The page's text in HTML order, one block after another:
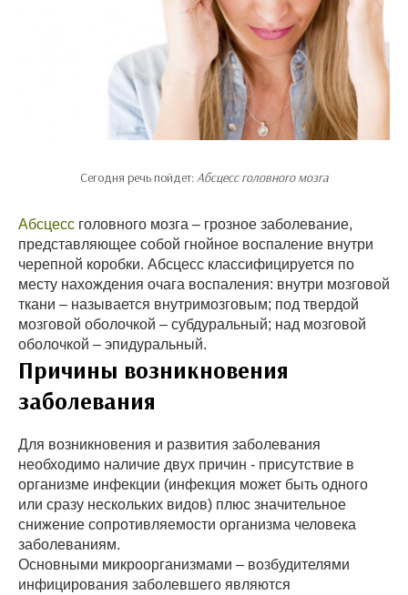
Сегодня речь пойдет:Абсцесс головного мозга
Абсцесс головного мозга – грозное заболевание,
представляющее собой гнойное воспаление внутри
черепной коробки. Абсцесс классифицируется по
месту нахождения очага воспаления: внутри мозговой
ткани – называется внутримозговым; под твердой
мозговой оболочкой – субдуральный; над мозговой
оболочкой – эпидуральный.
Причины возникновения
заболевания
Для возникновения и развития заболевания
необходимо наличие двух причин - присутствие в
организме инфекции (инфекция может быть одного
или сразу нескольких видов) плюс значительное
снижение сопротивляемости организма человека
заболеваниям.
Основными микроорганизмами – возбудителями
инфицирования заболевшего являются